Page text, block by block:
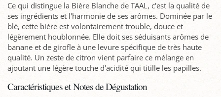
Ce qui distingue la Bière Blanche de TAAL, c'est la qualité de
ses ingrédients et l'harmonie de ses arômes. Dominée par le
blé, cette bière est volontairement trouble, douce et
légèrement houblonnée. Elle doit ses séduisants arômes de
banane et de girofle à une levure spécifique de très haute
qualité. Un zeste de citron vient parfaire ce mélange en
ajoutant une légère touche d'acidité qui titille les papilles.
Caractéristiques et Notes de Dégustation